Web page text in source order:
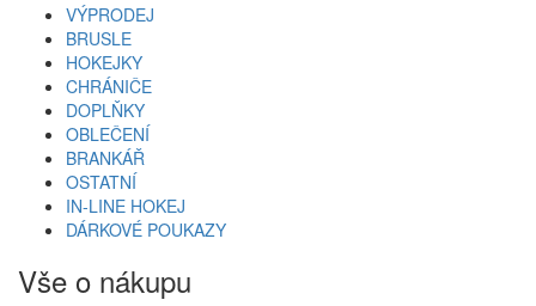
VÝPRODEJ
BRUSLE
HOKEJKY
CHRÁNIČE
DOPLŇKY
OBLEČENÍ
BRANKÁŘ
OSTATNÍ
IN-LINE HOKEJ
DÁRKOVÉ POUKAZY
Vše o nákupu